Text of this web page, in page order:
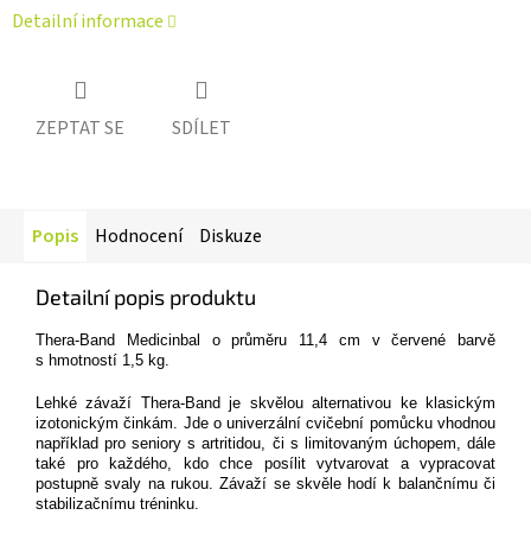
Detailní informace
ZEPTAT SE SDÍLET
Popis Hodnocení Diskuze
Detailní popis produktu
Thera-Band Medicinbal o průměru 11,4 cm v červené barvě
s hmotností 1,5 kg.
Lehké závaží Thera-Band je skvělou alternativou ke klasickým
izotonickým činkám. Jde o univerzální cvičební pomůcku vhodnou
například pro seniory s artritidou, či s limitovaným úchopem, dále
také pro každého, kdo chce posílit vytvarovat a vypracovat
postupně svaly na rukou. Závaží se skvěle hodí k balančnímu či
stabilizačnímu tréninku.